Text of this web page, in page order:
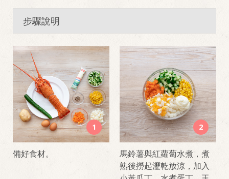
步驟說明
1
備好食材。
2
馬鈴薯與紅蘿蔔水煮，煮
熟後撈起瀝乾放涼，加入